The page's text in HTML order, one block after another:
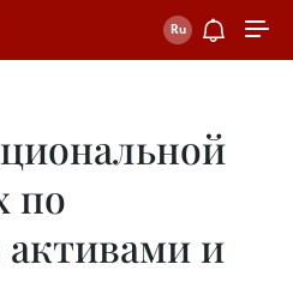
по
и